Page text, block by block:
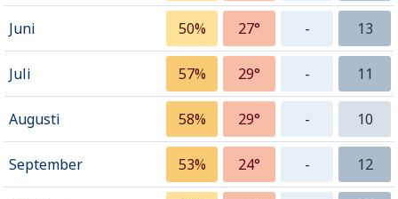
Juni 50% 27° - 13
Juli 57% 29° - 11
Augusti 58% 29° - 10
September 53% 24° - 12